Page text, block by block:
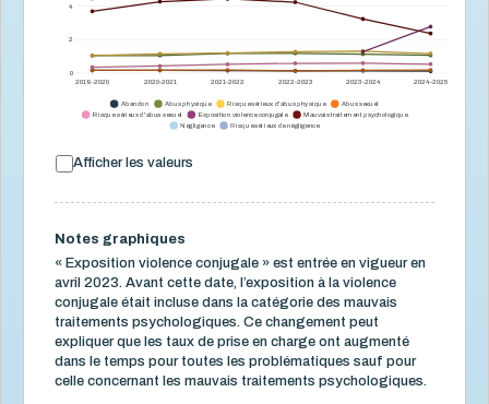
2019-2020 2020-2021 2021-2022 2022-2023 2023-2024 2024-2025
0
2
4
Abandon Abus physique Risque sérieux d'abus physique Abus sexuel
Risque sérieux d'abus sexuel Exposition violence conjugale
Mauvais traitement psychologique
Négligence
Risque sérieux de négligence
Afficher les valeurs
Notes graphiques
« Exposition violence conjugale » est entrée en vigueur en
avril 2023. Avant cette date, l’exposition à la violence
conjugale était incluse dans la catégorie des mauvais
traitements psychologiques. Ce changement peut
expliquer que les taux de prise en charge ont augmenté
dans le temps pour toutes les problématiques sauf pour
celle concernant les mauvais traitements psychologiques.